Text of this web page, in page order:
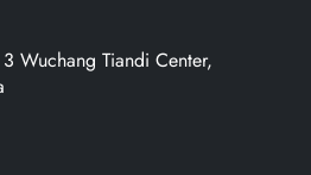
Wuchang Tiandi Center,